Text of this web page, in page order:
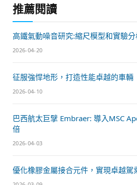
推薦閱讀
高鐵氣動噪音研究:縮尺模型和實驗
2026-04-20
征服強悍地形，打造性能卓越的車輛
2026-04-10
巴西航太巨擘 Embraer: 導入MSC
倍
2026-04-03
優化橡膠金屬接合元件，實現卓越駕